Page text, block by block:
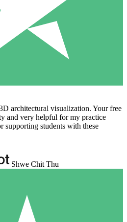
architectural visualization. Your free
and very helpful for my practice
supporting students with these
Shwe Chit Thu